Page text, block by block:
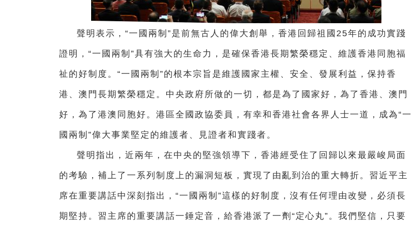
聲明表示，“一國兩制”是前無古人的偉大創舉，香港回歸祖國25年的成功實踐
證明，“一國兩制”具有強大的生命力，是確保香港長期繁榮穩定、維護香港同胞福
祉的好制度。“一國兩制”的根本宗旨是維護國家主權、安全、發展利益，保持香
港、澳門長期繁榮穩定。中央政府所做的一切，都是為了國家好，為了香港、澳門
好，為了港澳同胞好。港區全國政協委員，有幸和香港社會各界人士一道，成為“一
國兩制”偉大事業堅定的維護者、見證者和實踐者。
聲明指出，近兩年，在中央的堅強領導下，香港經受住了回歸以來最嚴峻局面
的考驗，補上了一系列制度上的漏洞短板，實現了由亂到治的重大轉折。習近平主
席在重要講話中深刻指出，“一國兩制”這樣的好制度，沒有任何理由改變，必須長
期堅持。習主席的重要講話一錘定音，給香港派了一劑“定心丸”。我們堅信，只要